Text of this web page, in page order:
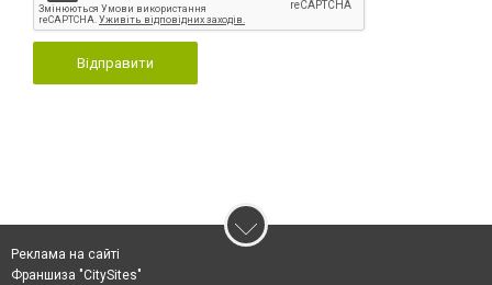
Відправити
Реклама на сайті
Франшиза "CitySites"